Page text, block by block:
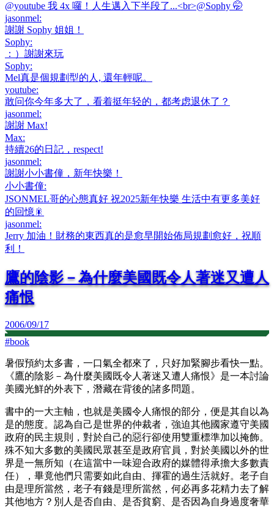
@youtube 我 4x 囉！人生邁入下半段了...<br>@Sophy 🤭
jasonmel:
謝謝 Sophy 姐姐！
Sophy:
：）謝謝來玩
Sophy:
Mel真是個規劃型的人, 還年輕呢。
youtube:
敢问你今年多大了，看着挺年轻的，都考虑退休了？
jasonmel:
謝謝 Max!
Max:
持續26的日記，respect!
jasonmel:
謝謝小小書僮，新年快樂！
小小書僮:
JSONMEL哥的心態真好 祝2025新年快樂 生活中有更多美好
的回憶🎇
jasonmel:
Jerry 加油！財務的東西真的是愈早開始佈局規劃愈好，祝順
利！
鷹的陰影－為什麼美國既令人著迷又遭人
痛恨
2006/09/17
#book
暑假預約太多書，一口氣全都來了，只好加緊腳步看快一點。
《鷹的陰影－為什麼美國既令人著迷又遭人痛恨》是一本討論
美國光鮮的外表下，潛藏在背後的諸多問題。
書中的一大主軸，也就是美國令人痛恨的部分，便是其自以為
是的態度。認為自己是世界的仲裁者，強迫其他國家遵守美國
政府的民主規則，對於自己的惡行卻使用雙重標準加以掩飾。
殊不知大多數的美國民眾甚至是政府官員，對於美國以外的世
界是一無所知（在這當中一味迎合政府的媒體得承擔大多數責
任），畢竟他們只需要如此自由、揮霍的過生活就好。老子自
由是理所當然，老子有錢是理所當然，何必再多花精力去了解
其他地方？別人是否自由、是否貧窮、是否因為自身過度奢華